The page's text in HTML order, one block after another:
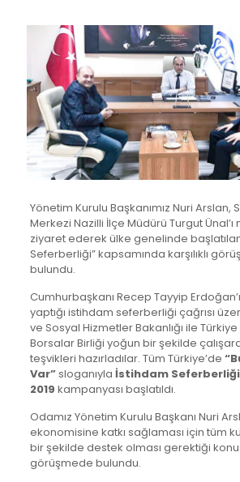
Yönetim Kurulu Başkanımız Nuri Arslan,
Merkezi Nazilli İlçe Müdürü Turgut Ünal’ı
ziyaret ederek ülke genelinde
Seferberliği” kapsamında karşılıklı
bulundu.
Cumhurbaşkanı Recep Tayyip
yaptığı istihdam seferberliği çağrısı
ve Sosyal Hizmetler Bakanlığı ile
Borsalar Birliği yoğun bir şekilde
teşvikleri hazırladılar. Tüm Türkiye’de
Var”sloganıyla İstihdam Seferberliği
2019 kampanyası başlatıldı.
Odamız Yönetim Kurulu Başkanı Nuri
ekonomisine katkı sağlaması için tüm
bir şekilde destek olması gerektiği
görüşmede bulundu.